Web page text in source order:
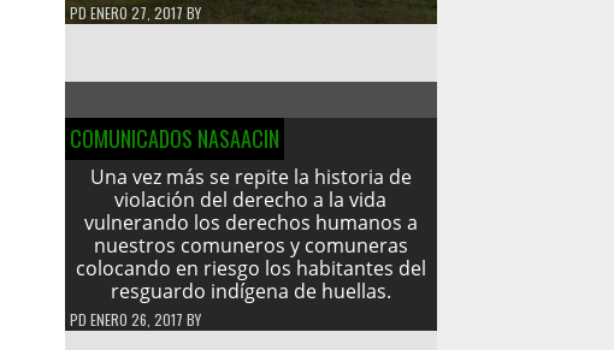
PD ENERO 27, 2017 BY
COMUNICADOS NASAACIN
Una vez más se repite la historia de
violación del derecho a la vida
vulnerando los derechos humanos a
nuestros comuneros y comuneras
colocando en riesgo los habitantes del
resguardo indígena de huellas.
PD ENERO 26, 2017 BY